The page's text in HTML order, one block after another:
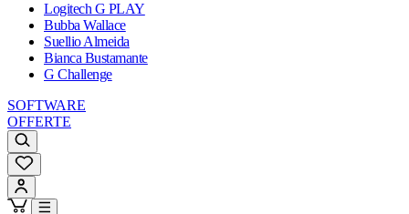
Logitech G PLAY
Bubba Wallace
Suellio Almeida
Bianca Bustamante
G Challenge
SOFTWARE
OFFERTE